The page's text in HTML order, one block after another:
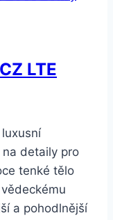
LTE
detaily pro
tenké tělo
a pohodlnější